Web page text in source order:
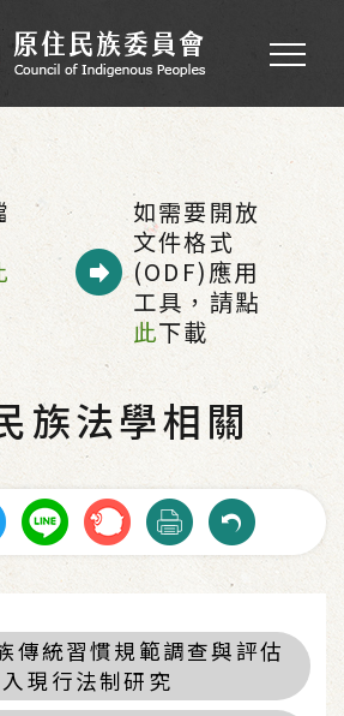
區 - 各處業務 - 綜合規劃
-
住民族法學相關
如需要開放
文件格式
(ODF)應用
工具，請點
此下載
族法學相關
傳統習慣規範調查與評估
現行法制研究